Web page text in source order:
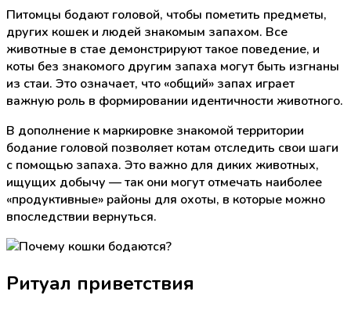
Питомцы бодают головой, чтобы пометить предметы,
других кошек и людей знакомым запахом. Все
животные в стае демонстрируют такое поведение, и
коты без знакомого другим запаха могут быть изгнаны
из стаи. Это означает, что «общий» запах играет
важную роль в формировании идентичности животного.
В дополнение к маркировке знакомой территории
бодание головой позволяет котам отследить свои шаги
с помощью запаха. Это важно для диких животных,
ищущих добычу — так они могут отмечать наиболее
«продуктивные» районы для охоты, в которые можно
впоследствии вернуться.
Ритуал приветствия